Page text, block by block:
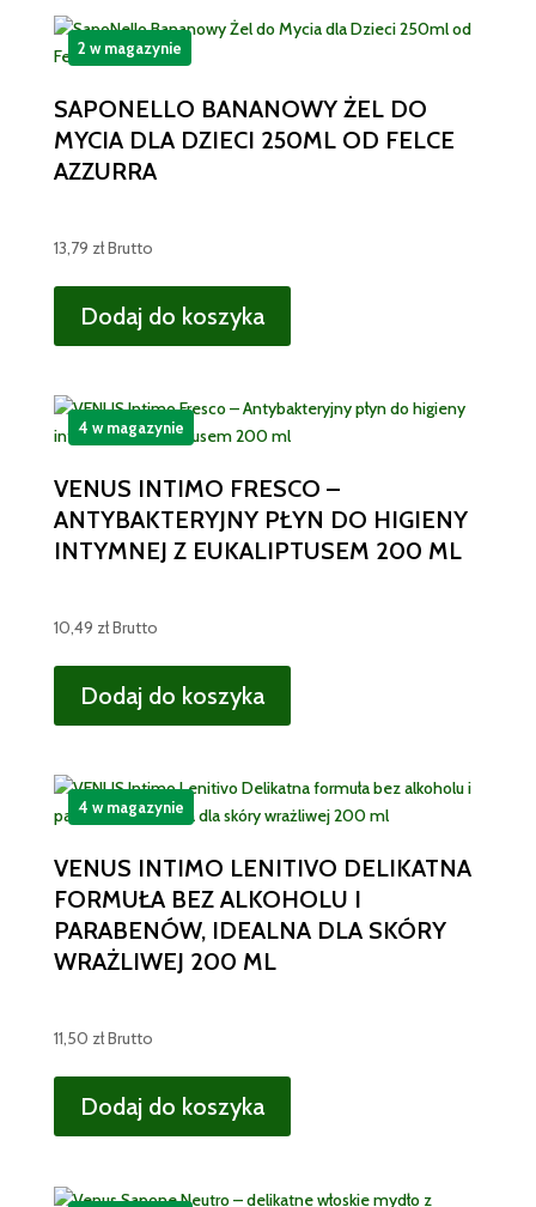
SAPONELLO BANANOWY ŻEL DO
MYCIA DLA DZIECI 250ML OD FELCE
AZZURRA
13,79 złBrutto
Dodaj do koszyka
2 w magazynie
VENUS INTIMO FRESCO –
ANTYBAKTERYJNY PŁYN DO HIGIENY
INTYMNEJ Z EUKALIPTUSEM 200 ML
10,49 złBrutto
Dodaj do koszyka
4 w magazynie
VENUS INTIMO LENITIVO DELIKATNA
FORMUŁA BEZ ALKOHOLU I
PARABENÓW, IDEALNA DLA SKÓRY
WRAŻLIWEJ 200 ML
11,50 złBrutto
Dodaj do koszyka
4 w magazynie